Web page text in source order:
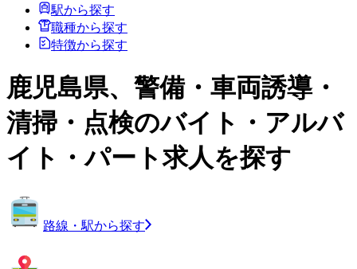
駅から探す
職種から探す
特徴から探す
鹿児島県、警備・車両誘導・
清掃・点検のバイト・アルバ
イト・パート求人を探す
路線・駅から探す